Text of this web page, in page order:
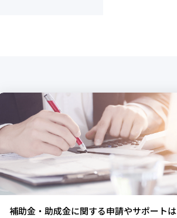
補助金・助成金に関する申請やサポートは